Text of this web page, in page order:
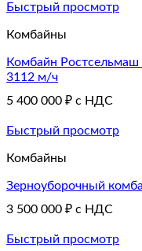
Быстрый просмотр
Комбайны
Комбайн Ростсельмаш
3112 м/ч
5 400 000 ₽ с НДС
Быстрый просмотр
Комбайны
Зерноуборочный
3 500 000 ₽ с НДС
Быстрый просмотр